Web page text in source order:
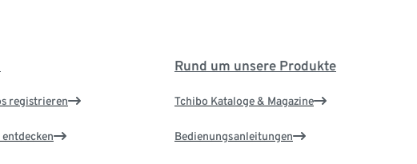
registrieren
Rund um unsere Produkte
Tchibo Kataloge & Magazine
Bedienungsanleitungen